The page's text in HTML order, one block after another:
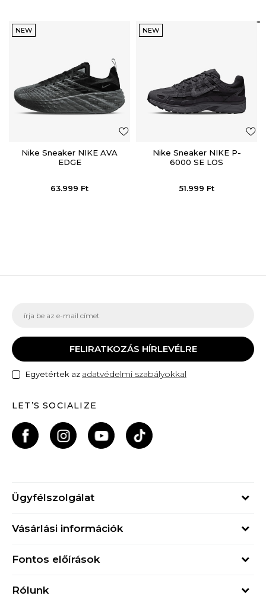
NEW
Nike Sneaker NIKE AVA
EDGE
63.999 Ft
NEW
Nike Sneaker NIKE P-
6000 SE LOS
51.999 Ft
FELIRATKOZÁS HÍRLEVÉLRE
Egyetértek az adatvédelmi szabályokkal
LET’S SOCIALIZE
Ügyfélszolgálat
online@buzzsneakers.hu
Vásárlási információk
Visszatérítések
Fontos előírások
Rólunk